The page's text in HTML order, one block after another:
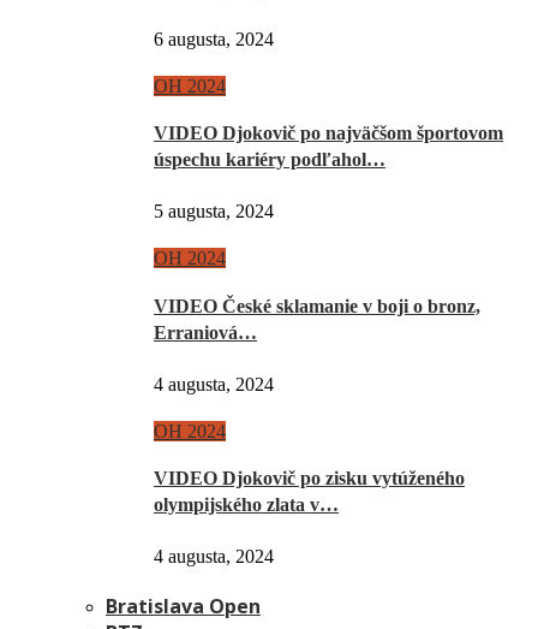
6 augusta, 2024
OH 2024
VIDEO Djokovič po najväčšom športovom
úspechu kariéry podľahol…
5 augusta, 2024
OH 2024
VIDEO České sklamanie v boji o bronz,
Erraniová…
4 augusta, 2024
OH 2024
VIDEO Djokovič po zisku vytúženého
olympijského zlata v…
4 augusta, 2024
Bratislava Open